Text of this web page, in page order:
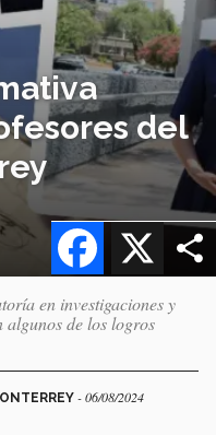
del
X
Facebook
en investigaciones y
algunos de los logros
- 06/08/2024